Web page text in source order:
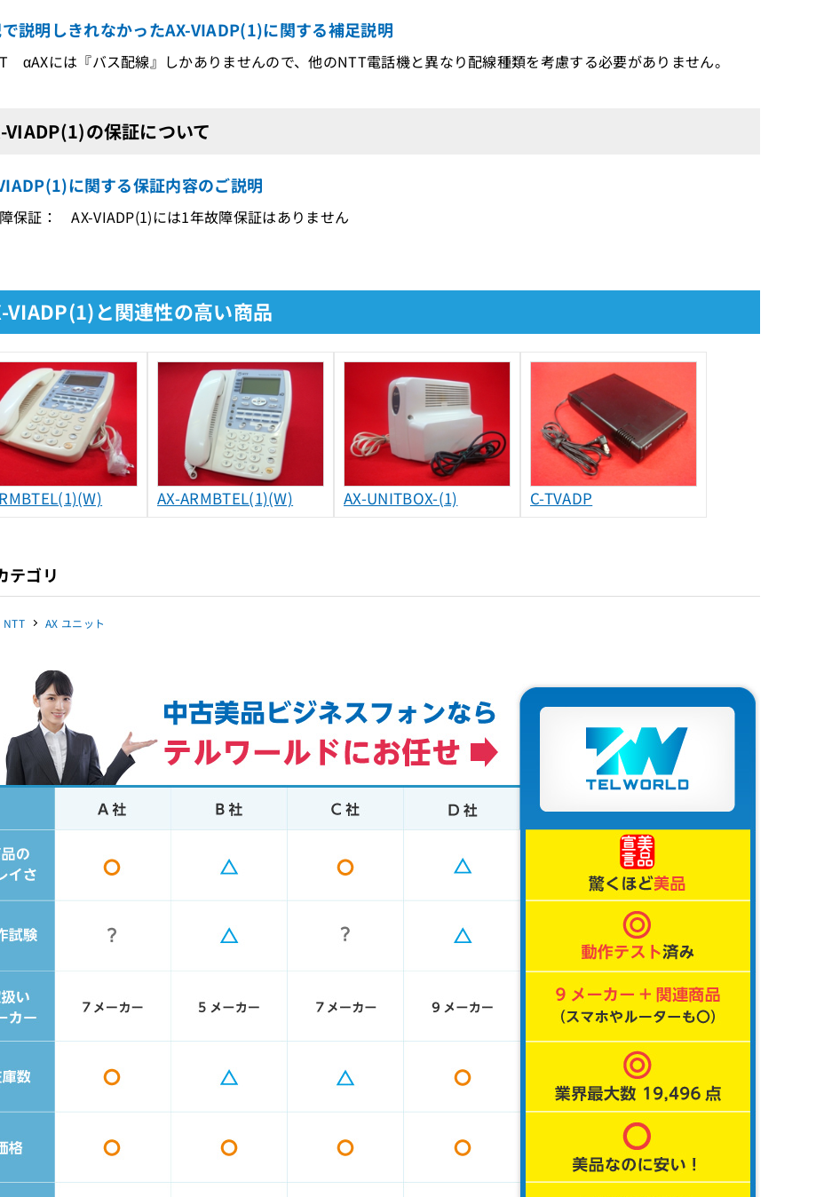
説明しきれなかったAX-VIADP(1)に関する補足説明
αAXには『バス配線』しかありませんので、他のNTT電話機と異なり配線種類を考慮する必要がありません。
VIADP(1)の保証について
に関する保証内容のご説明
障保証： AX-VIADP(1)には1年故障保証はありません
VIADP(1)と関連性の高い商品
AX-ARMBTEL(1)(W) AX-UNITBOX-(1) C-TVADP
テゴリ
NTT AX ユニット